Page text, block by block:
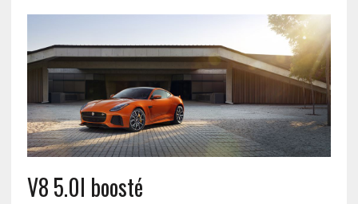
V8 5.0l boosté